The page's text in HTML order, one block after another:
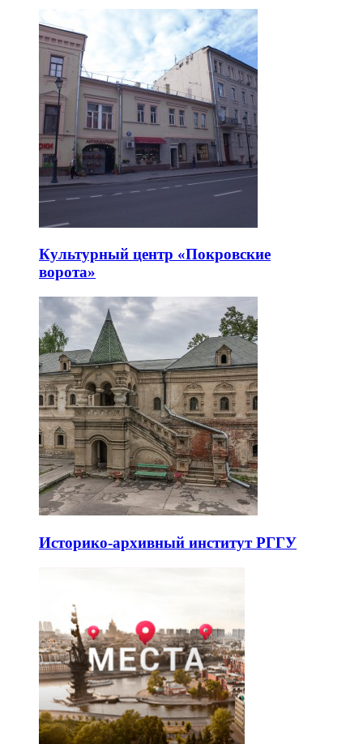
Культурный центр «Покровские
ворота»
Историко-архивный институт РГГУ